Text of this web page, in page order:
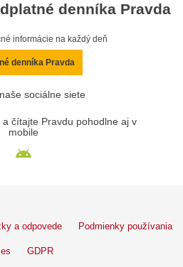
denníka Pravda
informácie na každý deň
denníka Pravda
sociálne siete
čítajte Pravdu pohodlne aj v
mobile
a odpovede Podmienky používania
GDPR